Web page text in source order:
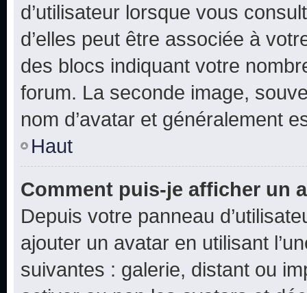
d’utilisateur lorsque vous
d’elles peut être associée à
des blocs indiquant votre
forum. La seconde image,
nom d’avatar et généralement
Haut
Comment puis-je afficher un
Depuis votre panneau
ajouter un avatar en utilisant
suivantes : galerie, distant ou